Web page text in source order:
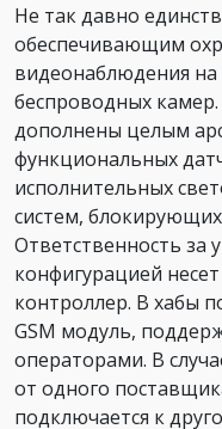
Не так давно
обеспечивающим
видеонаблюдения
беспроводных
дополнены целым
функциональных
исполнительных
систем,
Ответственность за
конфигурацией
контроллер. В хабы
GSM модуль,
операторами. В
от одного
подключается к